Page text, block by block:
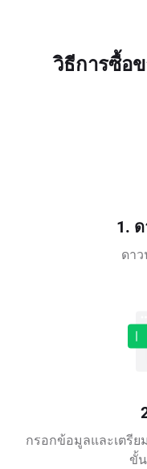
วิธีการซื้อข
1.
ดา
กรอกข้อมูลและเตรีย
ขั้